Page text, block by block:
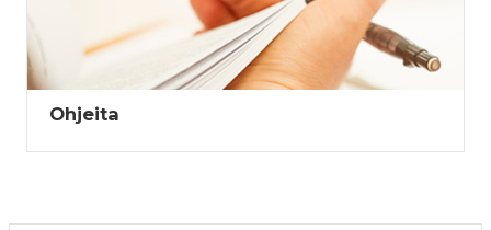
Ohjeita